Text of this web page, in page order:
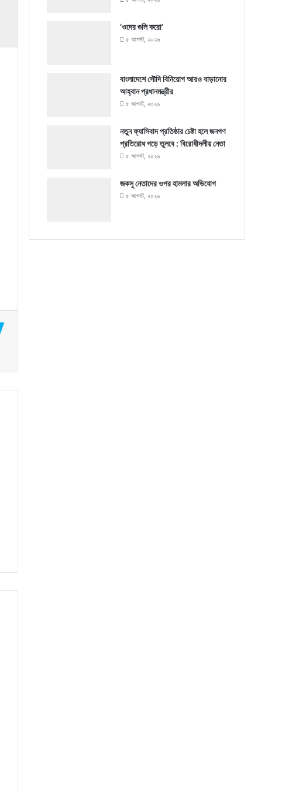
‘ওদের গুলি করো’
৫ আগস্ট, ২০২৬
বাংলাদেশে সৌদি বিনিয়োগ আরও বাড়ানোর
আহ্বান প্রধানমন্ত্রীর
৫ আগস্ট, ২০২৬
নতুন ফ্যাসিবাদ প্রতিষ্ঠার চেষ্টা হলে জনগণ
প্রতিরোধ গড়ে তুলবে : বিরোধীদলীয় নেতা
৫ আগস্ট, ২০২৬
জকসু নেতাদের ওপর হামলার অভিযোগ
৫ আগস্ট, ২০২৬